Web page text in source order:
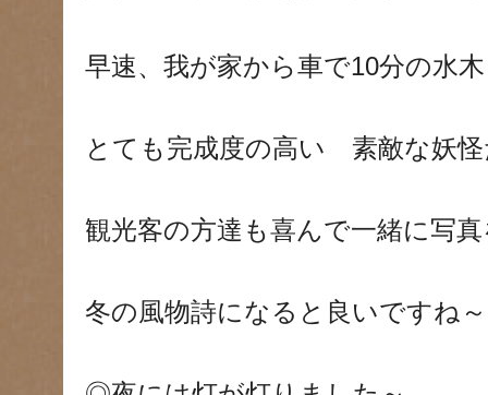
早速、我が家から車で10分の水
とても完成度の高い 素敵な妖
観光客の方達も喜んで一緒に写
冬の風物詩になると良いですね～